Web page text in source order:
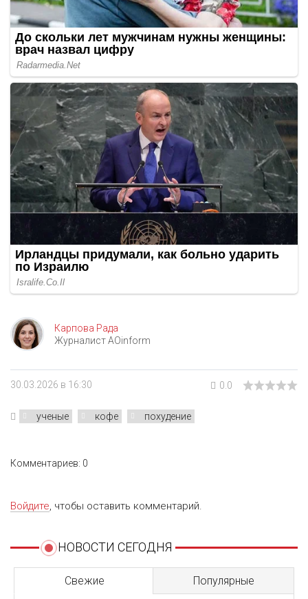
Карпова Рада
Журналист AOinform
30.03.2026 в 16:30 0.0
ученые кофе похудение
Комментариев: 0
Войдите, чтобы оставить комментарий.
НОВОСТИ СЕГОДНЯ
Свежие Популярные